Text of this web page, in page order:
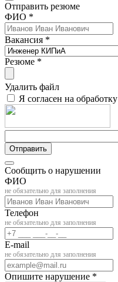
Отправить резюме
ФИО *
Вакансия *
Резюме *
Удалить файл
Я согласен на обработку
Отправить
Сообщить о нарушении
ФИО
не обязательно для заполнения
Телефон
не обязательно для заполнения
E-mail
не обязательно для заполнения
Опишите нарушение *